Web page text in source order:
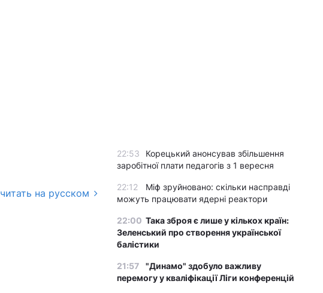
читать на русском
22:53
Корецький анонсував збільшення
заробітної плати педагогів з 1 вересня
22:12
Міф зруйновано: скільки насправді
можуть працювати ядерні реактори
22:00 Така зброя є лише у кількох країн:
Зеленський про створення української
балістики
21:57
"Динамо" здобуло важливу
перемогу у кваліфікації Ліги конференцій